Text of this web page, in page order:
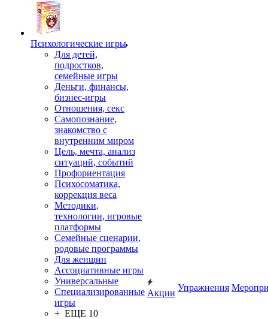
Психологические игры
Для детей,
подростков,
семейные игры
Деньги, финансы,
бизнес-игры
Отношения, секс
Самопознание,
знакомство с
внутренним миром
Цель, мечта, анализ
ситуаций, событий
Профориентация
Психосоматика,
коррекция веса
Методики,
технологии, игровые
платформы
Семейные сценарии,
родовые программы
Для женщин
Ассоциативные игры
Универсальные
Специализированные
игры
+ ЕЩЕ 10
Акции
Упражнения